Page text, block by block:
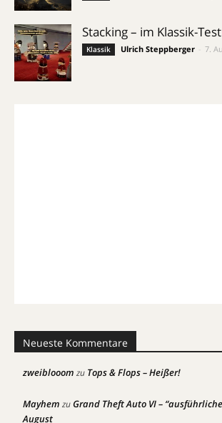
Stacking – im Klassik-
Klassik Ulrich Steppberger 7.
Neueste Kommentare
zweiblooom zu Tops & Flops – Heißer!
Mayhem zuGrand Theft Auto VI –
August